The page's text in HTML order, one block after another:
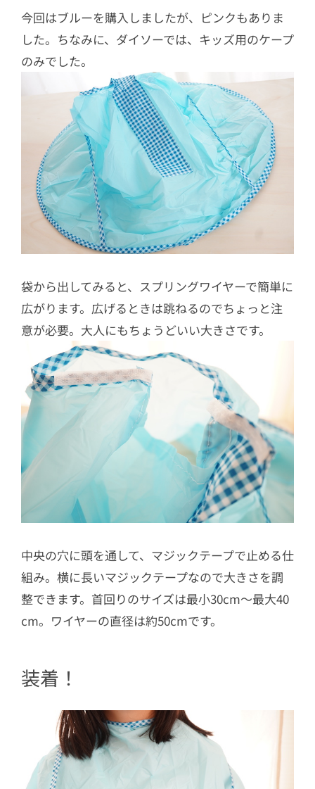
今回はブルーを購入しましたが、ピンクもありま
した。ちなみに、ダイソーでは、キッズ用のケープ
のみでした。
袋から出してみると、スプリングワイヤーで簡単に
広がります。広げるときは跳ねるのでちょっと注
意が必要。大人にもちょうどいい大きさです。
中央の穴に頭を通して、マジックテープで止める仕
組み。横に長いマジックテープなので大きさを調
整できます。首回りのサイズは最小30cm〜最大40
cm。ワイヤーの直径は約50cmです。
装着！